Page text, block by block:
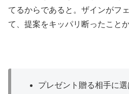
てるからであると。ザインがフ
て、提案をキッパリ断ったこと
プレゼント贈る相手に